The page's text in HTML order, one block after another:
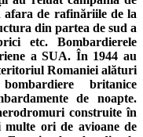
afara de rafinăriile de la
din partea de sud a
etc. Bombardierele
a SUA. În 1944 au
Romaniei alături
britanice
de noapte.
construite în
ori de avioane de